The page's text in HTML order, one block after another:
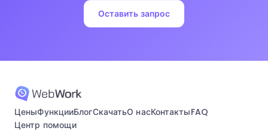
Оставить запрос
ЦеныФункцииБлогСкачатьО насКонтактыFAQ
Центр помощи